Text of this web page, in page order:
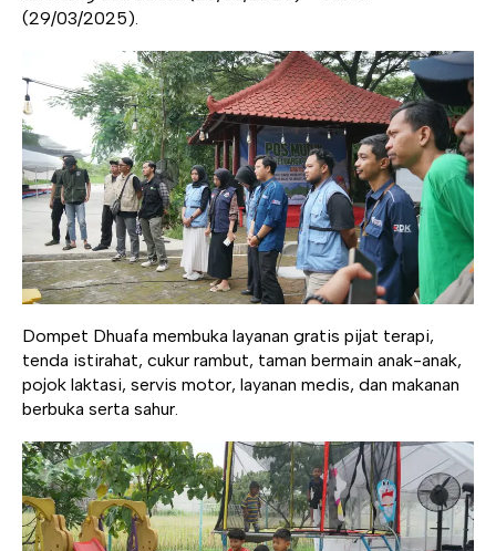
(29/03/2025).
Dompet Dhuafa membuka layanan gratis pijat terapi,
tenda istirahat, cukur rambut, taman bermain anak-anak,
pojok laktasi, servis motor, layanan medis, dan makanan
berbuka serta sahur.